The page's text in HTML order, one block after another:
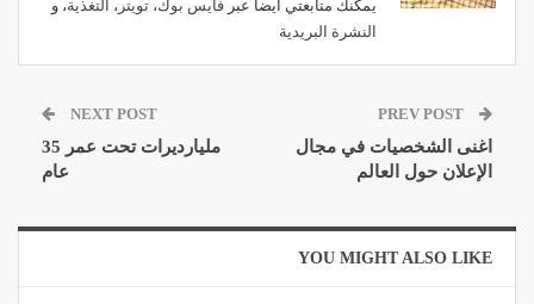
يمكنك متابعتي أيضاً عبر فايس بوك، تويتر ، التغذية، و
النشرة البريدية
اغنى الشخصيات في مجال
الإعلان حول العالم
NEXT POST
مليارديرات تحت عمر 35
عام
YOU MIGHT ALSO LIKE